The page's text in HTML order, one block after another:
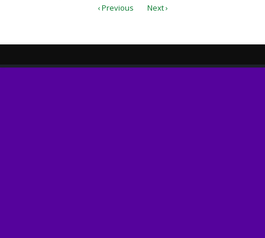
‹ Previous Next ›